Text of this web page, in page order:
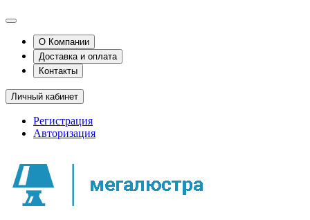
О Компании
Доставка и оплата
Контакты
Личный кабинет
Регистрация
Авторизация